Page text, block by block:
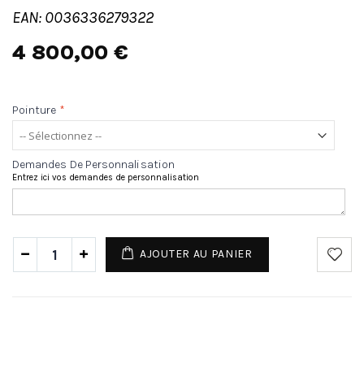
EAN: 0036336279322
4 800,00 €
Pointure *
Demandes De Personnalisation
Entrez ici vos demandes de personnalisation
AJOUTER AU PANIER